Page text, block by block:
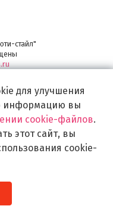
стайл"
Вашего образа и стиля.
для улучшения
информацию вы
cookie-файлов.
этот сайт, вы
cookie-